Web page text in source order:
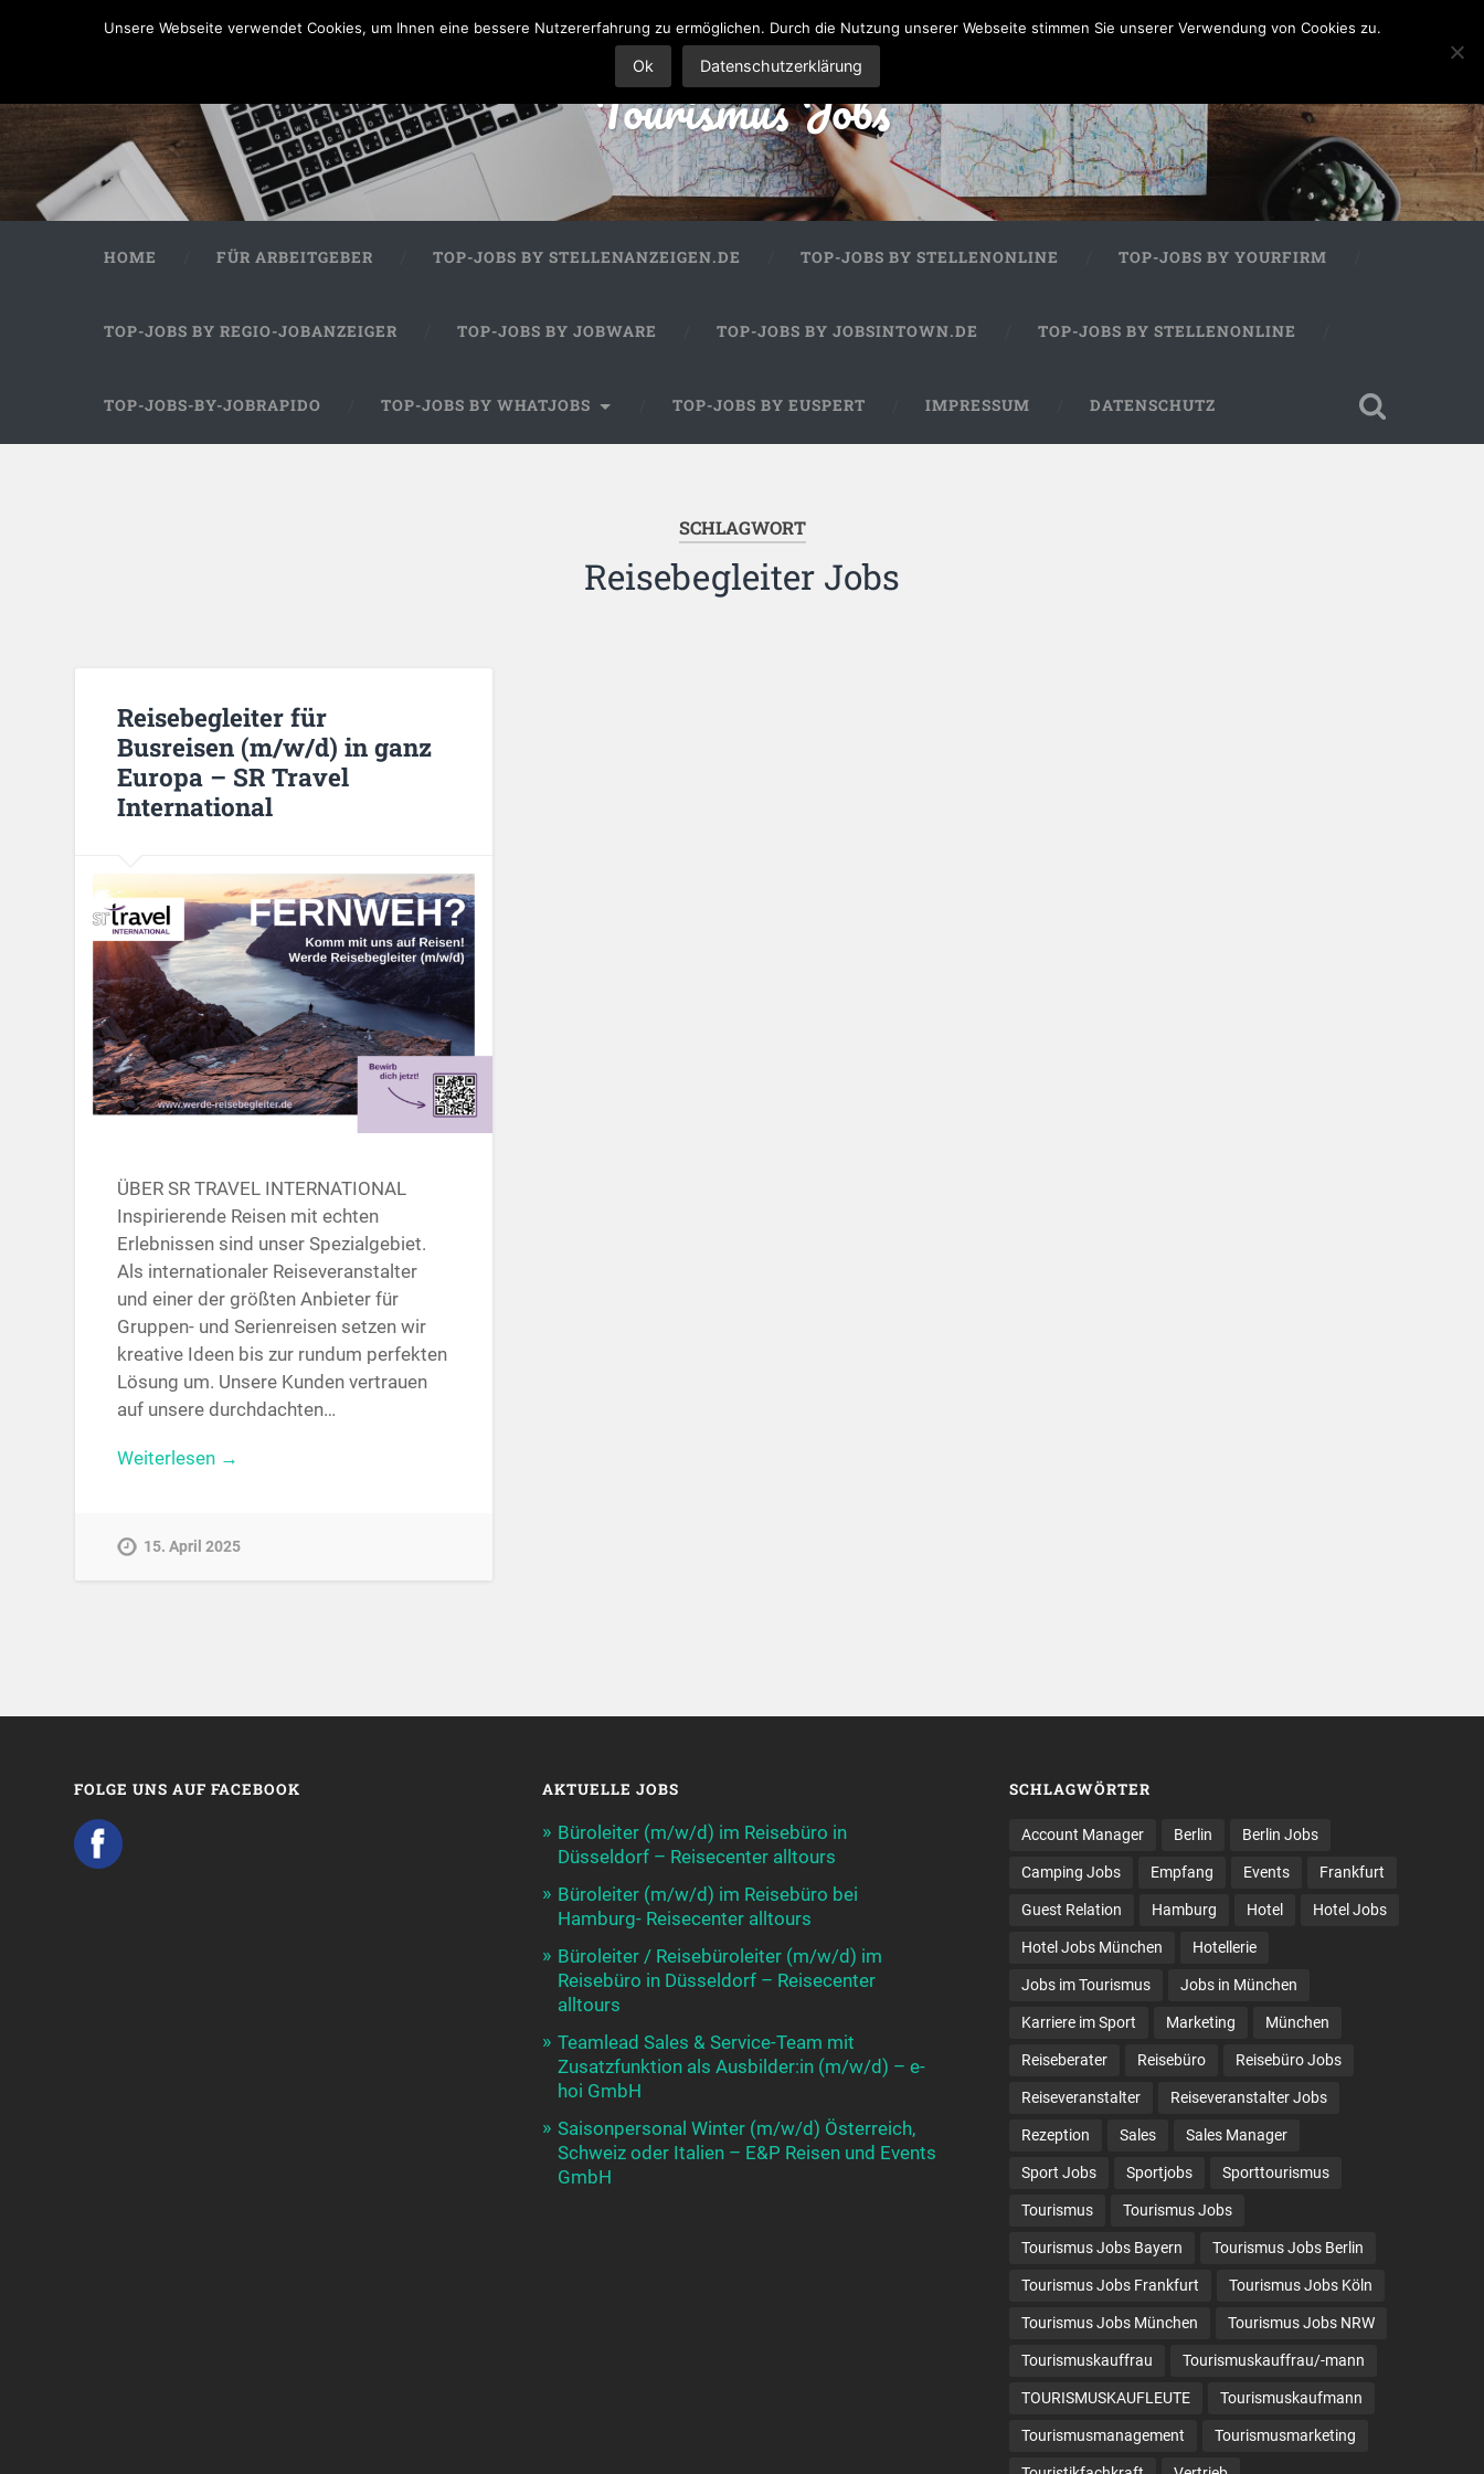
Tourismus Jobs
HOME FÜR ARBEITGEBER TOP-JOBS BY STELLENANZEIGEN.DE TOP-JOBS BY STELLENONLINE TOP-JOBS BY YOURFIRM
TOP-JOBS BY REGIO-JOBANZEIGER TOP-JOBS BY JOBWARE TOP-JOBS BY JOBSINTOWN.DE TOP-JOBS BY STELLENONLINE
TOP-JOBS-BY-JOBRAPIDO TOP-JOBS BY WHATJOBS TOP-JOBS BY EUSPERT IMPRESSUM DATENSCHUTZ
SCHLAGWORT
Reisebegleiter Jobs
Reisebegleiter für
Busreisen (m/w/d) in ganz
Europa – SR Travel
International
ÜBER SR TRAVEL INTERNATIONAL
Inspirierende Reisen mit echten
Erlebnissen sind unser Spezialgebiet.
Als internationaler Reiseveranstalter
und einer der größten Anbieter für
Gruppen- und Serienreisen setzen wir
kreative Ideen bis zur rundum perfekten
Lösung um. Unsere Kunden vertrauen
auf unsere durchdachten…
Weiterlesen →
15. April 2025
FOLGE UNS AUF FACEBOOK AKTUELLE JOBS
Büroleiter (m/w/d) im Reisebüro in
Düsseldorf – Reisecenter alltours
Büroleiter (m/w/d) im Reisebüro bei
Hamburg- Reisecenter alltours
Büroleiter / Reisebüroleiter (m/w/d) im
Reisebüro in Düsseldorf – Reisecenter
alltours
Teamlead Sales & Service-Team mit
Zusatzfunktion als Ausbilder:in (m/w/d) – e-
hoi GmbH
Saisonpersonal Winter (m/w/d) Österreich,
Schweiz oder Italien – E&P Reisen und Events
GmbH
SCHLAGWÖRTER
Account Manager Berlin Berlin Jobs
Camping Jobs Empfang Events Frankfurt
Guest Relation Hamburg Hotel Hotel Jobs
Hotel Jobs München Hotellerie
Jobs im Tourismus Jobs in München
Karriere im Sport Marketing München
Reiseberater Reisebüro Reisebüro Jobs
Reiseveranstalter Reiseveranstalter Jobs
Rezeption Sales Sales Manager
Sport Jobs Sportjobs Sporttourismus
Tourismus Tourismus Jobs
Tourismus Jobs Bayern Tourismus Jobs Berlin
Tourismus Jobs Frankfurt Tourismus Jobs Köln
Tourismus Jobs München Tourismus Jobs NRW
Tourismuskauffrau Tourismuskauffrau/-mann
TOURISMUSKAUFLEUTE Tourismuskaufmann
Tourismusmanagement Tourismusmarketing
Unsere Webseite verwendet Cookies, um Ihnen eine bessere Nutzererfahrung zu ermöglichen. Durch die Nutzung unserer Webseite stimmen Sie unserer Verwendung von Cookies zu.
Ok Datenschutzerklärung